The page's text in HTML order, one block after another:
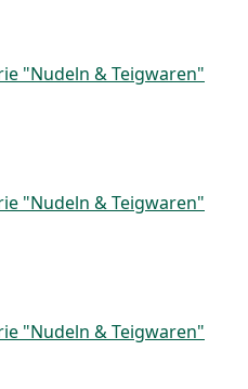
"Nudeln & Teigwaren"
"Nudeln & Teigwaren"
"Nudeln & Teigwaren"